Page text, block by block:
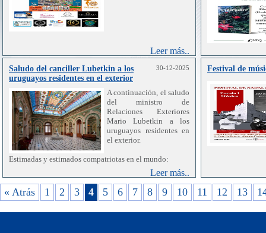
Leer más..
Saludo del canciller Lubetkin a los
uruguayos residentes en el exterior
30-12-2025
A continuación, el saludo
del ministro de
Relaciones Exteriores
Mario Lubetkin a los
uruguayos residentes en
el exterior.
Estimadas y estimados compatriotas en el mundo:
En este tiempo de celebraciones y renovación
desafiante, quiero hacerles llegar un afectuoso saludo en
nombre del Ministerio de Relaciones Exteriores, de
Leer más..
Festival de
« Atrás 1 2 3 4 5 6 7 8 9 10 11 12 13